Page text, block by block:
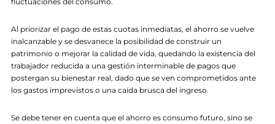
Al priorizar el pago de estas cuotas inmediatas, el ahorro se vuelve
inalcanzable y se desvanece la posibilidad de construir un
patrimonio o mejorar la calidad de vida, quedando la existencia del
trabajador reducida a una gestión interminable de pagos que
postergan su bienestar real, dado que se ven comprometidos ante
los gastos imprevistos o una caída brusca del ingreso.
Se debe tener en cuenta que el ahorro es consumo futuro, sino se